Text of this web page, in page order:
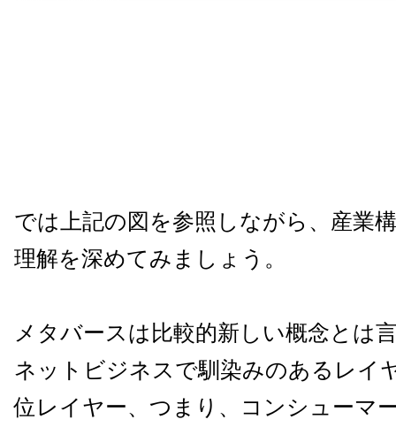
では上記の図を参照しながら、産業
理解を深めてみましょう。
メタバースは比較的新しい概念とは
ネットビジネスで馴染みのあるレイ
位レイヤー、つまり、コンシューマ